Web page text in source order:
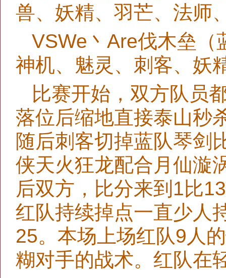
兽、妖精、羽芒、法师
VSWe丶Are伐木垒（
神机、魅灵、刺客、妖
比赛开始，双方队员
落位后缩地直接泰山秒
随后刺客切掉蓝队琴剑
侠天火狂龙配合月仙漩
后双方，比分来到1比
红队持续掉点一直少人
25。本场上场红队9人
糊对手的战术。红队在